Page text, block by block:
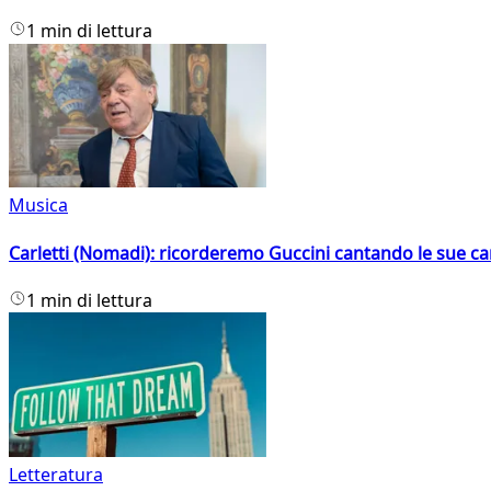
1 min di lettura
Musica
Carletti (Nomadi): ricorderemo Guccini cantando le sue
1 min di lettura
Letteratura